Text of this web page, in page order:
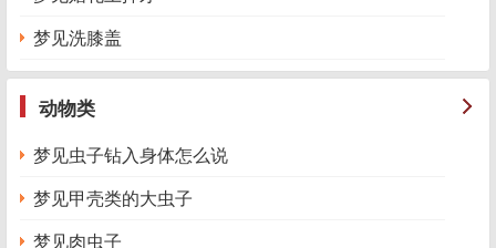
梦见洗膝盖
动物类
梦见虫子钻入身体怎么说
梦见甲壳类的大虫子
梦见肉虫子